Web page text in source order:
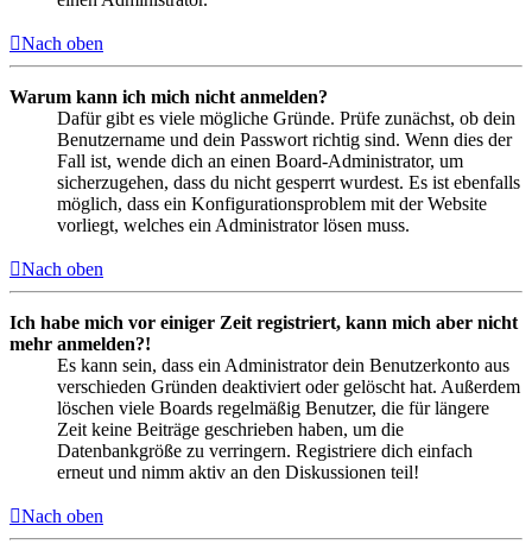
Nach oben
Warum kann ich mich nicht anmelden?
Dafür gibt es viele mögliche Gründe. Prüfe zunächst, ob dein
Benutzername und dein Passwort richtig sind. Wenn dies der
Fall ist, wende dich an einen Board-Administrator, um
sicherzugehen, dass du nicht gesperrt wurdest. Es ist ebenfalls
möglich, dass ein Konfigurationsproblem mit der Website
vorliegt, welches ein Administrator lösen muss.
Nach oben
Ich habe mich vor einiger Zeit registriert, kann mich aber nicht
mehr anmelden?!
Es kann sein, dass ein Administrator dein Benutzerkonto aus
verschieden Gründen deaktiviert oder gelöscht hat. Außerdem
löschen viele Boards regelmäßig Benutzer, die für längere
Zeit keine Beiträge geschrieben haben, um die
Datenbankgröße zu verringern. Registriere dich einfach
erneut und nimm aktiv an den Diskussionen teil!
Nach oben